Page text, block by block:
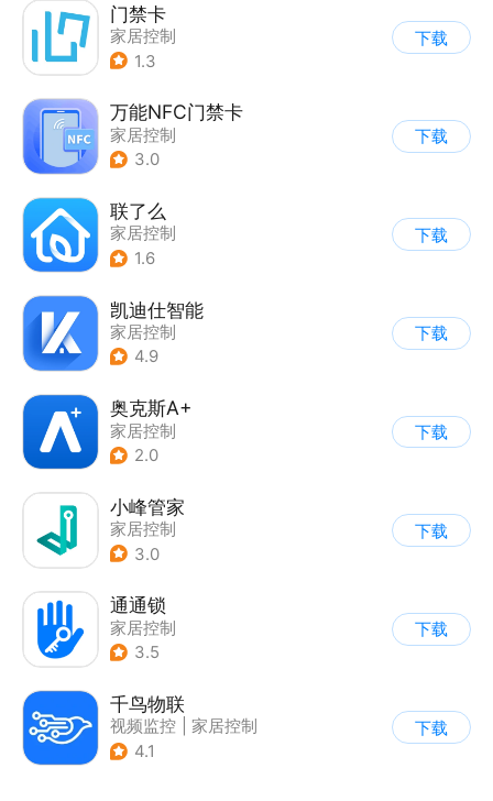
门禁卡
家居控制
1.3
下载
万能NFC门禁卡
家居控制
3.0
下载
联了么
家居控制
1.6
下载
凯迪仕智能
家居控制
4.9
下载
奥克斯A+
家居控制
2.0
下载
小峰管家
家居控制
3.0
下载
通通锁
家居控制
3.5
下载
千鸟物联
视频监控
家居控制
4.1
下载